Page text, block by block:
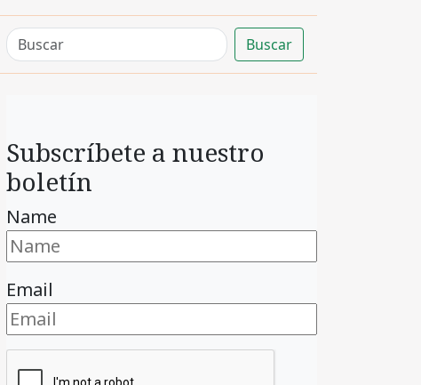
Buscar
Subscríbete a nuestro
boletín
Name
Email